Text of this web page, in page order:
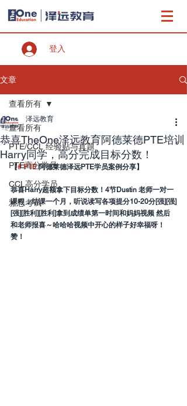
登入
文章
查看所有
PTE/CCL 经验贴与真题
PTE高分学员
CCL高分学员
雅思考试
查看所有
恭喜TheOne泽远教育阿德莱德PTE培训
Harry同学，高分完成目标分数！
泽远教育
【# PTE 阿德莱德泽远PTE学员案例分享】
恭喜Harry超额拿下目标分数！4节Dustin 老师一对一
课程，结课一个月，听说读写各项提分10-20分[强][强]
[强][胜利][胜利]拿到成绩单第一时间和妈妈视频 然后
和老师报喜～哈哈哈视频中开心的样子好幸福呀！
赞！